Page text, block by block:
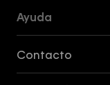
Ayuda
Contacto